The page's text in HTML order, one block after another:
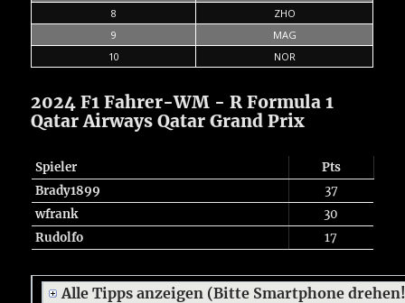
8
ZHO
9
MAG
10
NOR
2024 F1 Fahrer-WM - R Formula 1
Qatar Airways Qatar Grand Prix
Spieler
Pts
Brady1899
37
wfrank
30
Rudolfo
17
Alle Tipps anzeigen (Bitte Smartphone